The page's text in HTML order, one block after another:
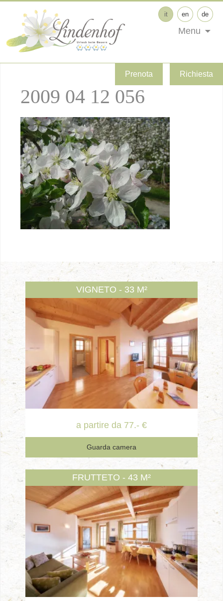
Prenota Richiesta
it en de
Menu
2009 04 12 056
VIGNETO - 33 M²
a partire da 77.- €
Guarda camera
FRUTTETO - 43 M²